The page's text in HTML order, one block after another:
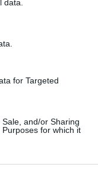
for Targeted
and/or Sharing
for which it
un po' stanchi ma col
Play-off: tutto